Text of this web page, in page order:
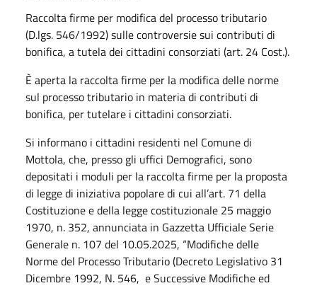
Raccolta firme per modifica del processo tributario
(D.lgs. 546/1992) sulle controversie sui contributi di
bonifica, a tutela dei cittadini consorziati (art. 24 Cost.).
È aperta la raccolta firme per la modifica delle norme
sul processo tributario in materia di contributi di
bonifica, per tutelare i cittadini consorziati.
Si informano i cittadini residenti nel Comune di
Mottola, che, presso gli uffici Demografici, sono
depositati i moduli per la raccolta firme per la proposta
di legge di iniziativa popolare di cui all’art. 71 della
Costituzione e della legge costituzionale 25 maggio
1970, n. 352, annunciata in Gazzetta Ufficiale Serie
Generale n. 107 del 10.05.2025, “Modifiche delle
Norme del Processo Tributario (Decreto Legislativo 31
Dicembre 1992, N. 546, e Successive Modifiche ed